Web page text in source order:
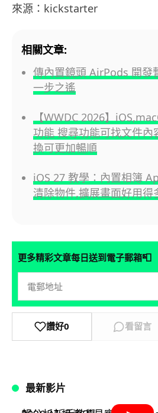
來源：kickstarter
相關文章:
傳內置鏡頭 AirPods 開
一步之遙
【WWDC 2026】
功能 搜尋功能可找文件內
換可更加暢順
iOS 27 教學：內置相簿
清除物件,擴展畫面好用得
更多精彩文章每日送到電子郵箱📮
讚好0 看留言
最新影片